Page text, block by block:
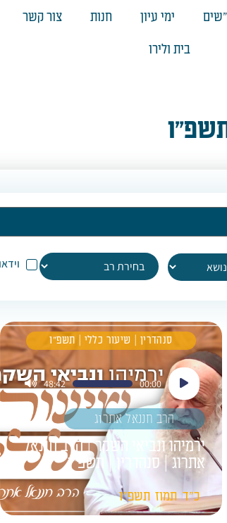
ימי עיון חנות צור קשר
בית ולירו
וידאו
סנהדרין | שיעור כללי | תשפ"ו
נגן
אודיו
00:00
48:42
הרב חננאל אתרוג
ירמיהו ונביאי השקר | הרב חננאל
אתרוג | סנהדרין | תשפ״ו
כ"ד תמוז תשפ"ו